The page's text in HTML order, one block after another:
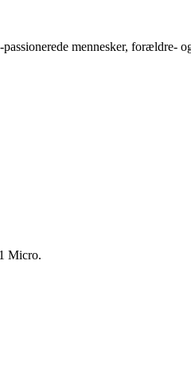
mennesker, forældre-
Micro.